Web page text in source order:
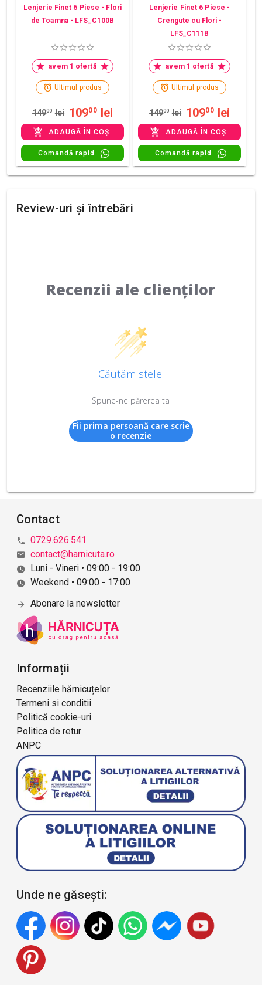
Lenjerie Finet 6 Piese - Flori
de Toamna - LFS_C100B
avem 1 ofertă
Ultimul produs
14900 lei 10900 lei
ADAUGĂ ÎN COȘ
Comandă rapid
Lenjerie Finet 6 Piese -
Crengute cu Flori -
LFS_C111B
avem 1 ofertă
Ultimul produs
14900 lei 10900 lei
ADAUGĂ ÎN COȘ
Comandă rapid
Review-uri și întrebări
Recenzii ale clienților
Căutăm stele!
Spune-ne părerea ta
Fii prima persoană care scrie
o recenzie
Contact
0729.626.541
contact@harnicuta.ro
Luni - Vineri • 09:00 - 19:00
Weekend • 09:00 - 17:00
Abonare la newsletter
Informații
Recenziile hărnicuțelor
Termeni si conditii
Politică cookie-uri
Politica de retur
ANPC
Unde ne găsești: